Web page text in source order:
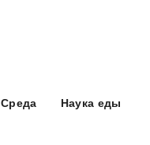
Среда Наука еды